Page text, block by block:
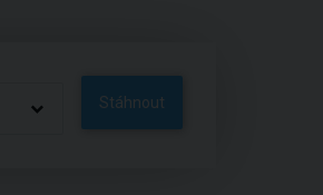
Stáhnout